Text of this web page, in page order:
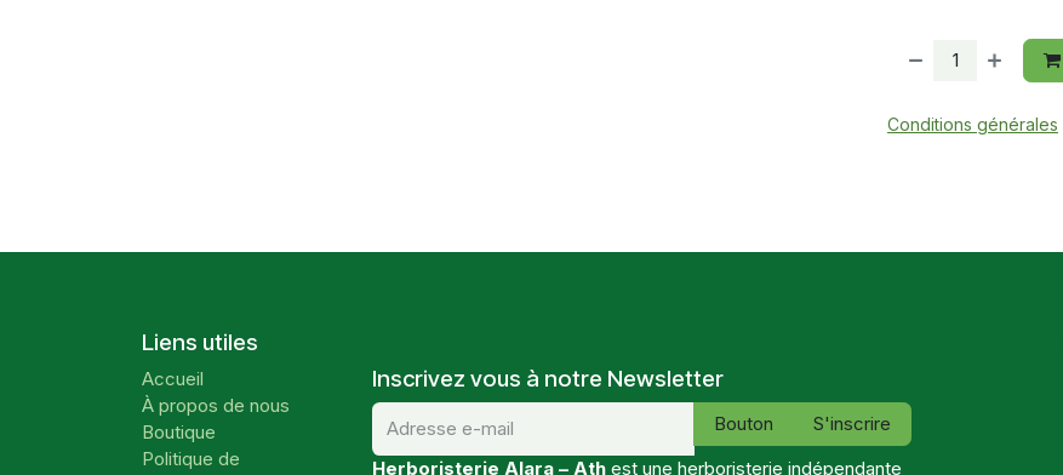
Conditions générales
Liens utiles
Accueil
À propos de nous
Boutique
Politique de
Inscrivez vous à notre Newsletter
Bouton
S'inscrire
Herboristerie Alara – Ath est une herboristerie indépendante